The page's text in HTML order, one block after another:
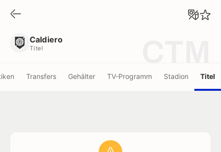
Caldiero
Titel
Transfers Gehälter TV-Programm Stadion Titel